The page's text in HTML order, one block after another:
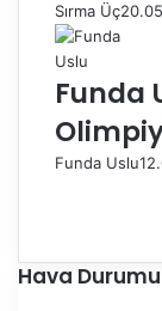
Sırma Üç
Funda
Funda Uslu
e
k
n
Hava Durumu